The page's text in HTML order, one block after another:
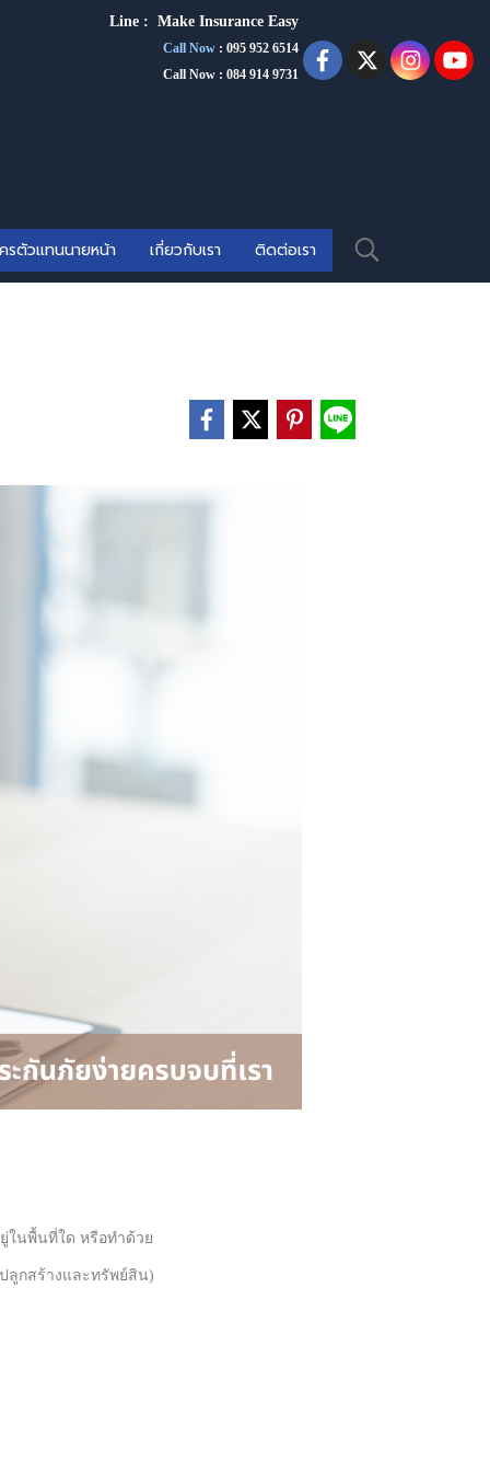
Line : Make Insurance Easy
Call Now : 095 952 6514
Call Now : 084 914 9731
รตัวแทนนายหน้า เกี่ยวกับเรา ติดต่อเรา
ในพื้นที่ใด หรือทำด้วย
ลูกสร้างและทรัพย์สิน)